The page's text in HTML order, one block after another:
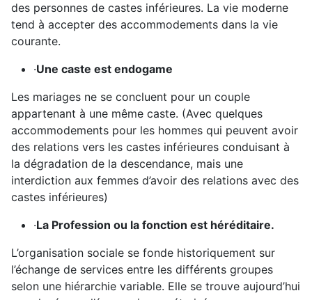
des personnes de castes inférieures. La vie moderne
tend à accepter des accommodements dans la vie
courante.
·Une caste est endogame
Les mariages ne se concluent pour un couple
appartenant à une même caste. (Avec quelques
accommodements pour les hommes qui peuvent avoir
des relations vers les castes inférieures conduisant à
la dégradation de la descendance, mais une
interdiction aux femmes d’avoir des relations avec des
castes inférieures)
·La Profession ou la fonction est héréditaire.
L’organisation sociale se fonde historiquement sur
l’échange de services entre les différents groupes
selon une hiérarchie variable. Elle se trouve aujourd’hui